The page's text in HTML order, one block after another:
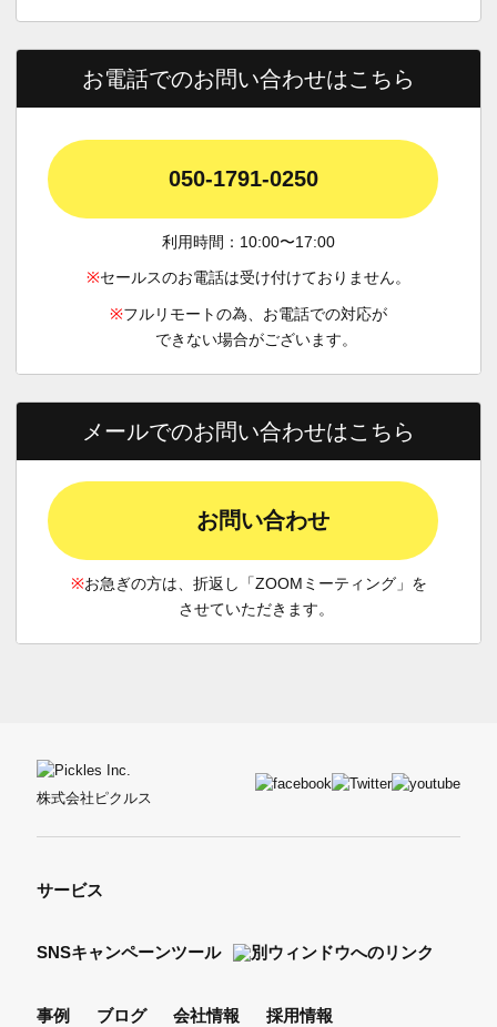
お電話でのお問い合わせはこちら
050-1791-0250
利用時間：10:00〜17:00
※セールスのお電話は受け付けておりません。
※フルリモートの為、お電話での対応が
できない場合がございます。
メールでのお問い合わせはこちら
お問い合わせ
※お急ぎの方は、折返し「ZOOMミーティング」を
させていただきます。
株式会社ピクルス
サービス
SNSキャンペーンツール
事例 ブログ 会社情報 採用情報